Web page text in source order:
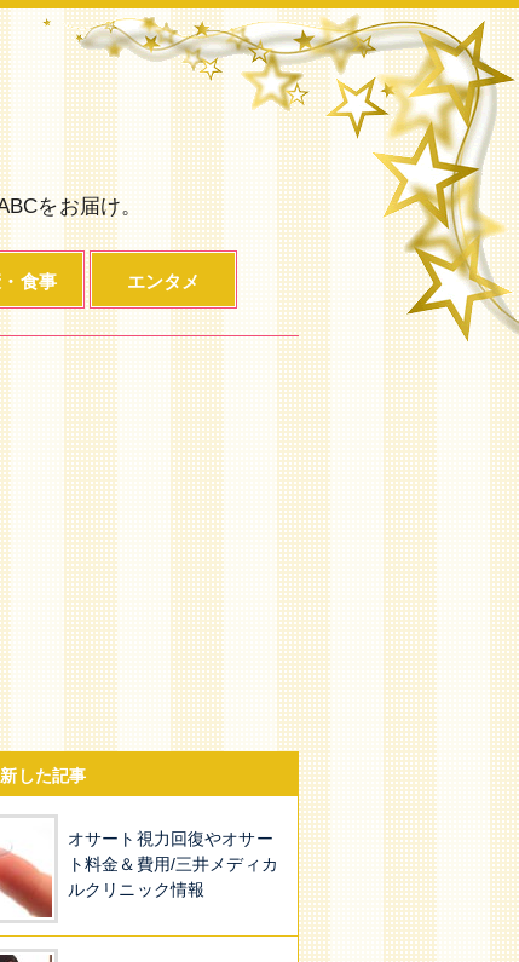
をお届け。
食事 エンタメ
した記事
オサート視力回復やオサー
ト料金＆費用/三井メディカ
ルクリニック情報